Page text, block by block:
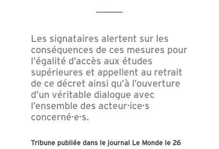
Les signataires alertent sur les
conséquences de ces mesures pour
l’égalité d’accès aux études
supérieures et appellent au retrait
de ce décret ainsi qu’à l’ouverture
d’un véritable dialogue avec
l’ensemble des acteur·ice·s
concerné·e·s.
Tribune publiée dans le journal Le Monde le 26